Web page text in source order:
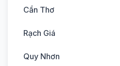
Cần Thơ
Rạch Giá
Quy Nhơn